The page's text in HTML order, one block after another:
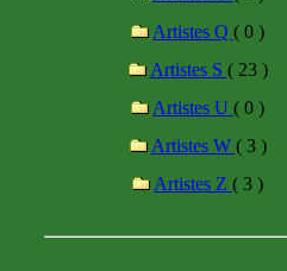
Artistes Q ( 0 )
Artistes S ( 23 )
Artistes U ( 0 )
Artistes W ( 3 )
Artistes Z ( 3 )